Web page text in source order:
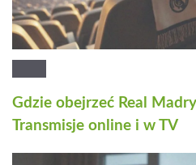
Gdzie obejrzeć Real
Transmisje online i w TV